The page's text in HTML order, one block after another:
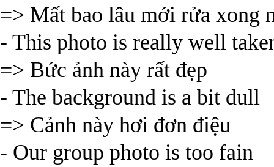
=> Mất bao lâu mới rửa xong
- This photo is really well
=> Bức ảnh này rất đẹp
- The background is a bit dull
=> Cảnh này hơi đơn điệu
- Our group photo is too fain